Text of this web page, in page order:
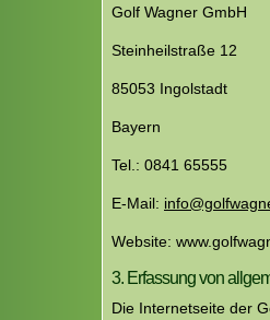
Golf Wagner GmbH
Steinheilstraße 12
85053 Ingolstadt
Bayern
Tel.: 0841 65555
E-Mail:
Website:
3. Erfassung von
Die Internetseite der